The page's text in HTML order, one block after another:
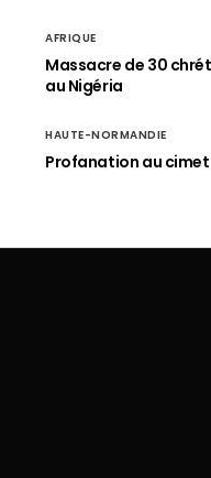
AFRIQUE
Massacre de 30
au Nigéria
HAUTE-NORMANDIE
Profanation au